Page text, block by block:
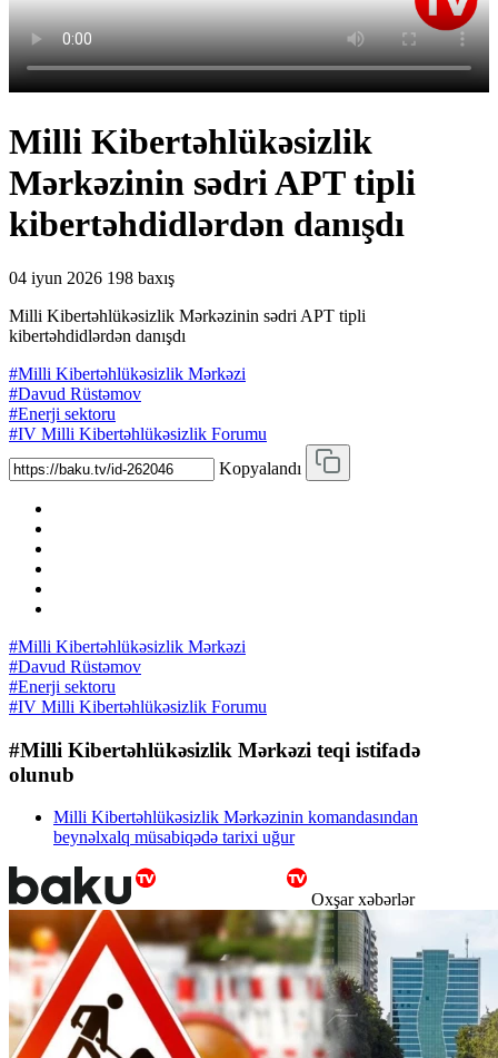
Milli Kibertəhlükəsizlik
Mərkəzinin sədri APT tipli
kibertəhdidlərdən danışdı
04 iyun 2026 198 baxış
Milli Kibertəhlükəsizlik Mərkəzinin sədri APT tipli
kibertəhdidlərdən danışdı
#Milli Kibertəhlükəsizlik Mərkəzi
#Davud Rüstəmov
#Enerji sektoru
#IV Milli Kibertəhlükəsizlik Forumu
Kopyalandı
#Milli Kibertəhlükəsizlik Mərkəzi
#Davud Rüstəmov
#Enerji sektoru
#IV Milli Kibertəhlükəsizlik Forumu
#Milli Kibertəhlükəsizlik Mərkəzi teqi istifadə
olunub
Milli Kibertəhlükəsizlik Mərkəzinin komandasından
beynəlxalq müsabiqədə tarixi uğur
Oxşar xəbərlər